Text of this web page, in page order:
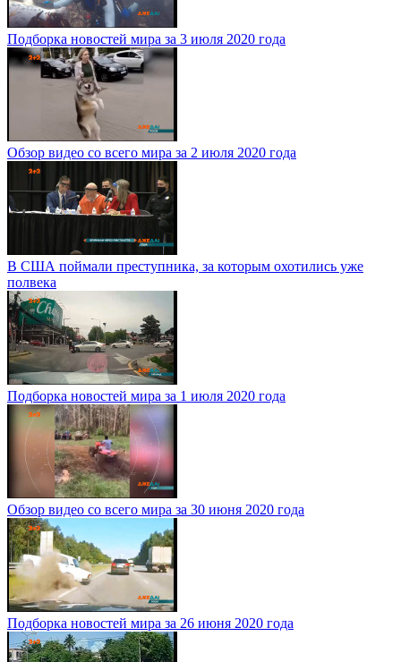
Подборка новостей мира за 3 июля 2020 года
Обзор видео со всего мира за 2 июля 2020 года
В США поймали преступника, за которым охотились уже
полвека
Подборка новостей мира за 1 июля 2020 года
Обзор видео со всего мира за 30 июня 2020 года
Подборка новостей мира за 26 июня 2020 года